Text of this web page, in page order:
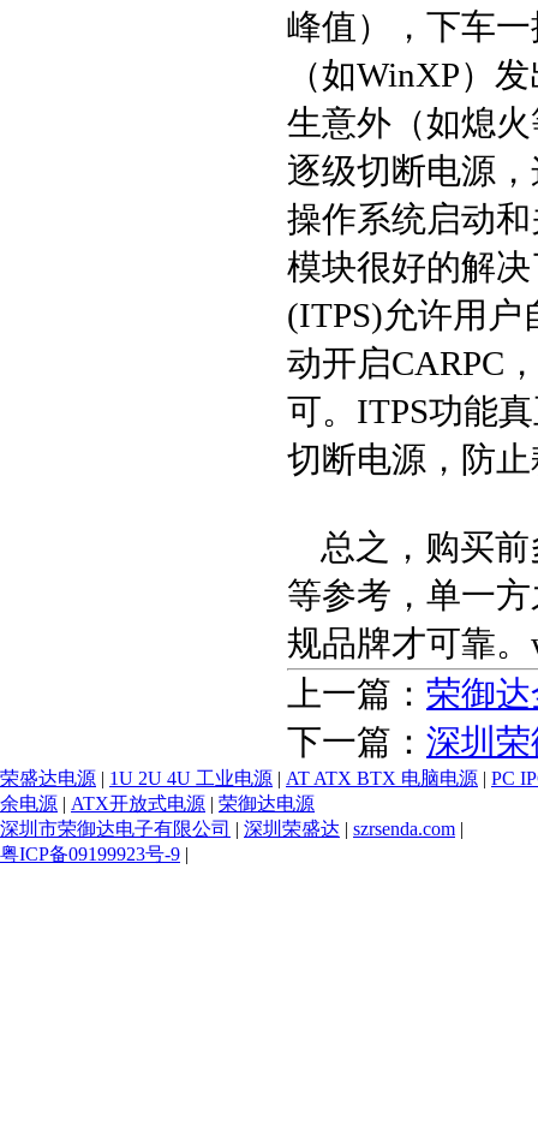
峰值），下车
（如WinXP）
生意外（如熄
逐级切断电源
操作系统启动
模块很好的解
(ITPS)允许用
动开启CARPC
可。ITPS功能
切断电源，防
总之，购买前
等参考，单一
规品牌才可靠。
上一篇： 荣御
下一篇： 深圳
荣盛达电源 | 1U 2U 4U 工业电源 | AT ATX BTX 电脑电源 | PC
余电源 | ATX开放式电源 | 荣御达电源
深圳市荣御达电子有限公司 | 深圳荣盛达 | szrsenda.com |
粤ICP备09199923号-9 |